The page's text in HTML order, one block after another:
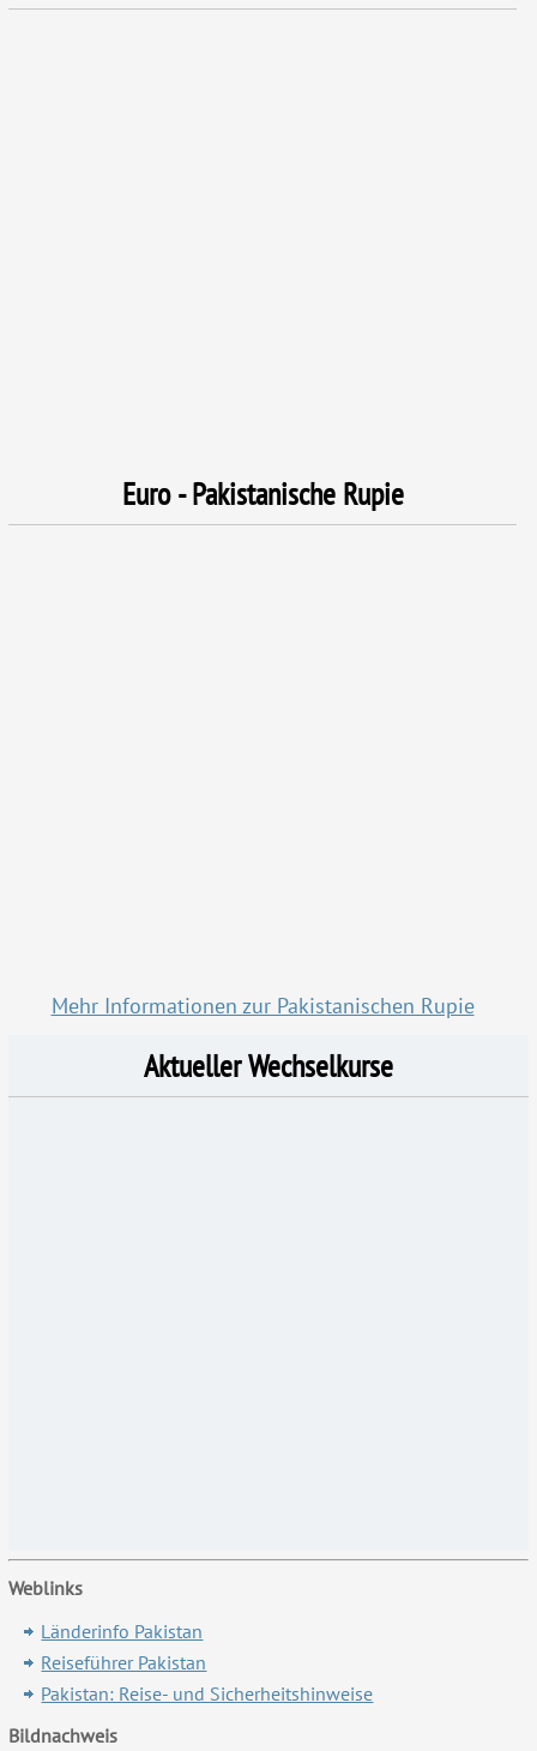
Euro - Pakistanische Rupie
Mehr Informationen zur Pakistanischen Rupie
Aktueller Wechselkurse
Weblinks
Länderinfo Pakistan
Reiseführer Pakistan
Pakistan: Reise- und Sicherheitshinweise
Bildnachweis